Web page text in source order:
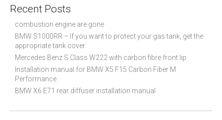
c
hRecent Posts
combustion engine are gone
BMW S1000RR – If you want to protect your gas tank, get the
appropriate tank cover.
Mercedes Benz S Class W222 with carbon fibre front lip
Installation manual for BMW X5 F15 Carbon Fiber M
Performance
BMW X6 E71 rear diffuser installation manual